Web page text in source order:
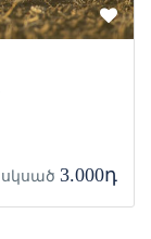
սկսած 3.000դ